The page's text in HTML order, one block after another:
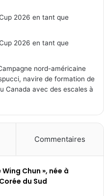
2026 en tant que
2026 en tant que
nord-américaine
navire de formation de
Canada avec des escales à
Commentaires
Chun », née à
du Sud